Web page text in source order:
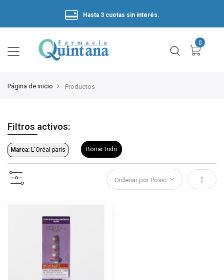
Hasta 3 cuotas sin interés.
Página de inicio Productos
Filtros activos:
Marca: L'Oréal paris Borrar todo